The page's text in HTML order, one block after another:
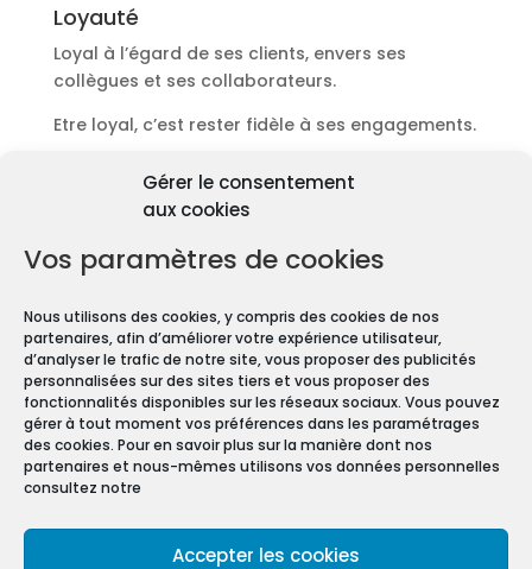
Gérer le consentement
aux cookies
Vos paramètres de cookies
Nous utilisons des cookies, y compris des cookies de nos
partenaires, afin d’améliorer votre expérience utilisateur,
d’analyser le trafic de notre site, vous proposer des publicités
personnalisées sur des sites tiers et vous proposer des
fonctionnalités disponibles sur les réseaux sociaux. Vous pouvez
gérer à tout moment vos préférences dans les paramétrages
des cookies. Pour en savoir plus sur la manière dont nos
partenaires et nous-mêmes utilisons vos données personnelles
consultez notre
Accepter les cookies
Loyauté
Loyal à l’égard de ses clients, envers ses
collègues et ses collaborateurs.
Etre loyal, c’est rester fidèle à ses engagements.
Découvrir les diagnostics
Pourquoi les diagnostics
immobiliers sont
obligatoires ?
Carrez, les diagnostics immobiliers sont devenus
obligatoires pour toute transaction immobilière.
En effet, que vous vendiez ou louiez une maison
ou un appartement, vous devez constituer un
Dossier de Diagnostic Technique (DDT).
Mentions légales